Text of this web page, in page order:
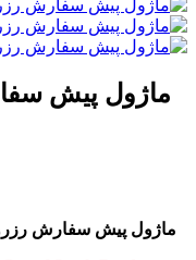
ماژول پیش
ماژول پیش سفارش